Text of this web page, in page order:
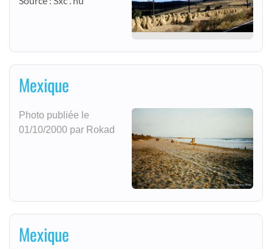
Mexique
Photo publiée le
01/10/2000 par Rokad
Mexique